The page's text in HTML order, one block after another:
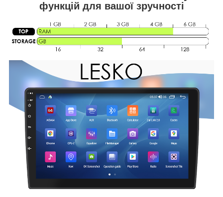
функцій для вашої зручності